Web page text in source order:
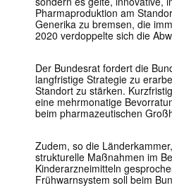
Pharmaproduktion am
Generika zu bremsen, die
2020 verdoppelte sich die
Der Bundesrat fordert die
langfristige Strategie zu
Standort zu stärken.
eine mehrmonatige
beim pharmazeutischen
Zudem, so die
strukturelle Maßnahmen im
Kinderarzneimitteln
Frühwarnsystem soll beim